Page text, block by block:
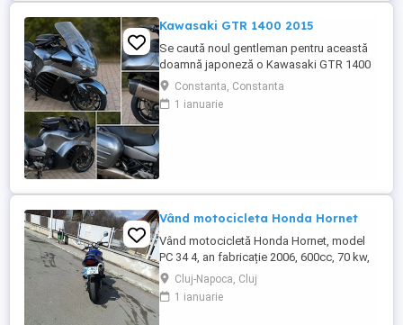
Kawasaki GTR 1400 2015
Se caută noul gentleman pentru această
doamnă japoneză o Kawasaki GTR 1400
care încă întoarce priviri și iubește
kilometrii. A fost răsfățată, întreținută la
timp și tratată cu respect. O dau doar
Constanta, Constanta
1 ianuarie
Vând motocicleta Honda Hornet
Vând motocicletă Honda Hornet, model
PC 34 4, an fabricație 2006, 600cc, 70 kw,
98 cp, inspecție tehnică valabilă până în
august 2027 . Preț 1900 euro
Cluj-Napoca, Cluj
1 ianuarie